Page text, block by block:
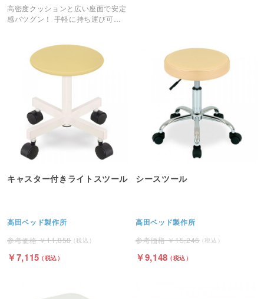
高密度クッションと広い座面で安定
感バツグン！ 手軽に持ち運び可能
キャスター付きライトスツール
高田ベッド製作所
11,858
7,115
シースツール
高田ベッド製作所
15,246
9,148